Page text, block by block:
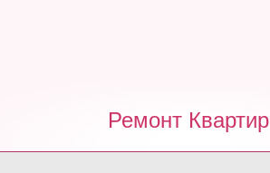
Ремонт Квартир